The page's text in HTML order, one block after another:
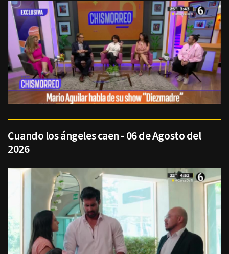
Cuando los ángeles caen - 06 de Agosto del
2026